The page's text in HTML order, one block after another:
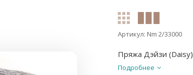
Артикул: Nm 2/33000
Пряжа Дэйзи (Daisy)
Подробнее